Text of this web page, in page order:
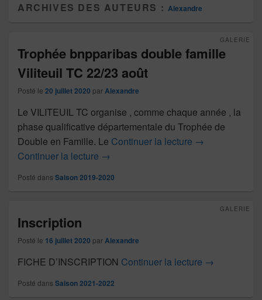
ARCHIVES DES AUTEURS : Alexandre
Trophée bnpparibas double famille
Viliteuil TC 22/23 août
GALERIE
Posté le 20 juillet 2020 parAlexandre
Le VILITEUIL TC organise , comme chaque année , la
phase qualificative départementale du Trophée de
Double en Famille. Le Continuer la lecture Trophée
→
Continuer la lecture Trophée bnpparibas double famille
→
Posté dans Saison 2019-2020
Inscription
GALERIE
Posté le 16 juillet 2020 parAlexandre
FICHE D’INSCRIPTION Continuer la lecture Inscription
→
Posté dans Saison 2021-2022